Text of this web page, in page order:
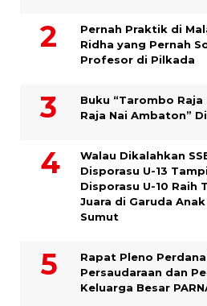
Pernah Praktik di
Ridha yang Pernah
Profesor di Pilkada
Buku “Tarombo
Raja Nai Ambaton”
Walau Dikalahkan
Disporasu U-13
Disporasu U-10 Raih
Juara di Garuda
Sumut
Rapat Pleno
Persaudaraan dan
Keluarga Besar